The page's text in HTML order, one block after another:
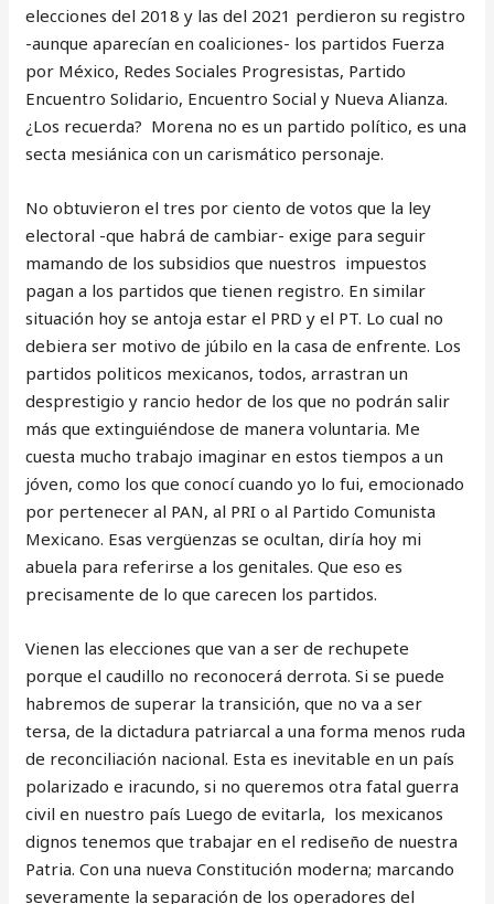
elecciones del 2018 y las del 2021 perdieron su registro
-aunque aparecían en coaliciones- los partidos Fuerza
por México, Redes Sociales Progresistas, Partido
Encuentro Solidario, Encuentro Social y Nueva Alianza.
¿Los recuerda? Morena no es un partido político, es una
secta mesiánica con un carismático personaje.
No obtuvieron el tres por ciento de votos que la ley
electoral -que habrá de cambiar- exige para seguir
mamando de los subsidios que nuestros impuestos
pagan a los partidos que tienen registro. En similar
situación hoy se antoja estar el PRD y el PT. Lo cual no
debiera ser motivo de júbilo en la casa de enfrente. Los
partidos politicos mexicanos, todos, arrastran un
desprestigio y rancio hedor de los que no podrán salir
más que extinguiéndose de manera voluntaria. Me
cuesta mucho trabajo imaginar en estos tiempos a un
jóven, como los que conocí cuando yo lo fui, emocionado
por pertenecer al PAN, al PRI o al Partido Comunista
Mexicano. Esas vergüenzas se ocultan, diría hoy mi
abuela para referirse a los genitales. Que eso es
precisamente de lo que carecen los partidos.
Vienen las elecciones que van a ser de rechupete
porque el caudillo no reconocerá derrota. Si se puede
habremos de superar la transición, que no va a ser
tersa, de la dictadura patriarcal a una forma menos ruda
de reconciliación nacional. Esta es inevitable en un país
polarizado e iracundo, si no queremos otra fatal guerra
civil en nuestro país Luego de evitarla, los mexicanos
dignos tenemos que trabajar en el rediseño de nuestra
Patria. Con una nueva Constitución moderna; marcando
severamente la separación de los operadores del